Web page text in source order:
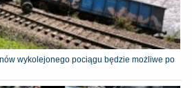
wykolejonego pociągu będzie możliwe po